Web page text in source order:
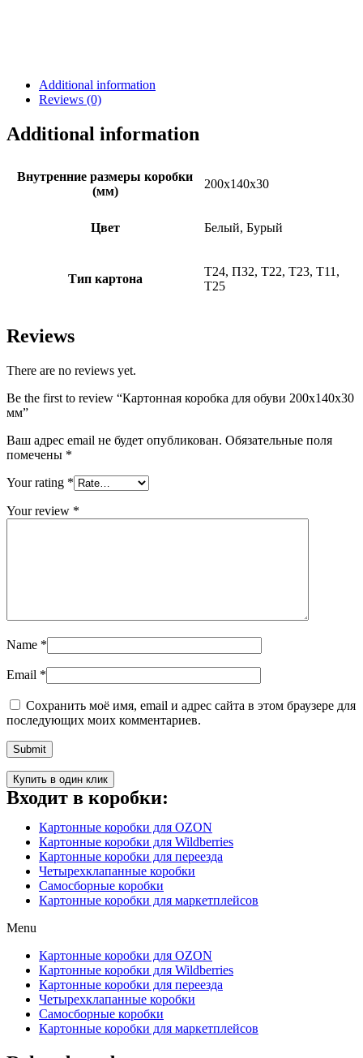
Additional information
Reviews (0)
Additional information
Внутренние размеры коробки
(мм)
200х140х30
Цвет Белый, Бурый
Тип картона
Т24, П32, Т22, Т23, Т11,
Т25
Reviews
There are no reviews yet.
Be the first to review “Картонная коробка для обуви 200х140х30
мм”
Ваш адрес email не будет опубликован. Обязательные поля
помечены *
Your rating *
Your review *
Name *
Email *
Сохранить моё имя, email и адрес сайта в этом браузере для
последующих моих комментариев.
Купить в один клик
Входит в коробки:
Картонные коробки для OZON
Картонные коробки для Wildberries
Картонные коробки для переезда
Четырехклапанные коробки
Самосборные коробки
Картонные коробки для маркетплейсов
Menu
Картонные коробки для OZON
Картонные коробки для Wildberries
Картонные коробки для переезда
Четырехклапанные коробки
Самосборные коробки
Картонные коробки для маркетплейсов